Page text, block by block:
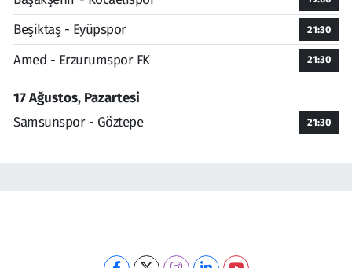
Beşiktaş - Eyüpspor 21:30
Amed - Erzurumspor FK 21:30
17 Ağustos, Pazartesi
Samsunspor - Göztepe
21:30